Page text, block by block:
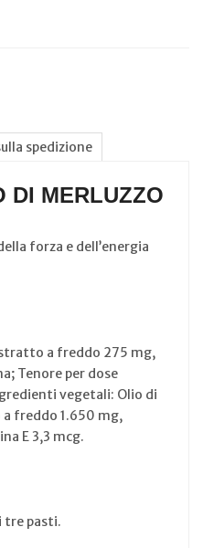
spedizione
DI MERLUZZO
forza e dell’energia
a freddo 275 mg,
Tenore per dose
vegetali: Olio di
freddo 1.650 mg,
E 3,3 mcg.
tre pasti.